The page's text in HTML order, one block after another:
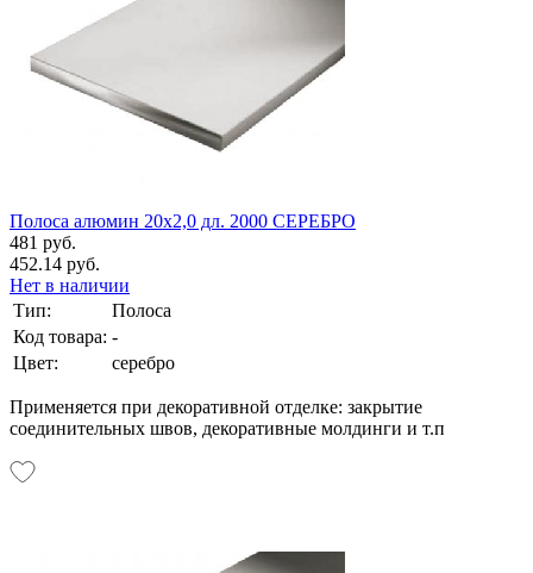
Полоса алюмин 20х2,0 дл. 2000 СЕРЕБРО
481 руб.
452.14 руб.
Нет в наличии
Тип:
Полоса
Код товара: -
Цвет:
серебро
Применяется при декоративной отделке: закрытие
соединительных швов, декоративные молдинги и т.п